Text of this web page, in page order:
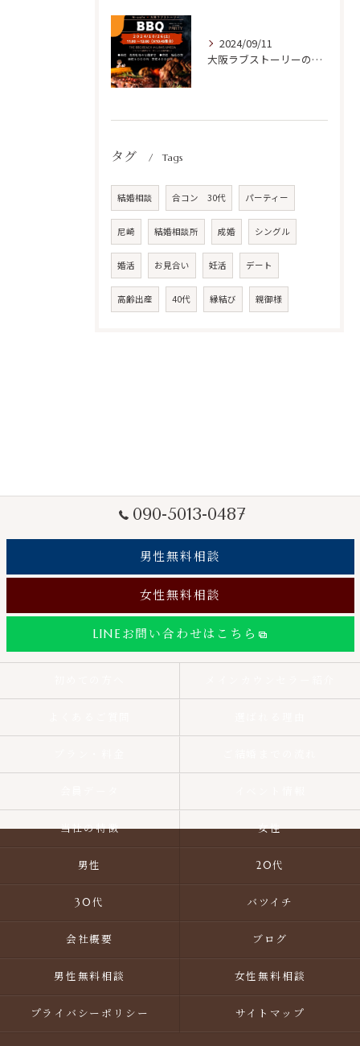
2024/09/11
大阪ラブストーリーの初リアルParty開催✨
タグ Tags
結婚相談 合コン 30代 パーティー
尼崎 結婚相談所 成婚 シングル
婚活 お見合い 妊活 デート
高齢出産 40代 縁結び 親御様
090-5013-0487
男性無料相談
女性無料相談
LINEお問い合わせはこちら
当社の特徴 女性
男性 20代
30代 バツイチ
会社概要 ブログ
男性無料相談 女性無料相談
プライバシーポリシー サイトマップ